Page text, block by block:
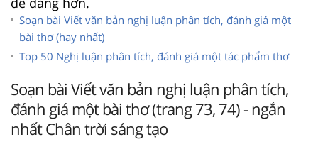
Soạn bài Viết văn bản nghị luận phân tích, đánh giá một
bài thơ (hay nhất)
Top 50 Nghị luận phân tích, đánh giá một tác phẩm thơ
Soạn bài Viết văn bản nghị luận phân tích,
đánh giá một bài thơ (trang 73, 74) - ngắn
nhất Chân trời sáng tạo